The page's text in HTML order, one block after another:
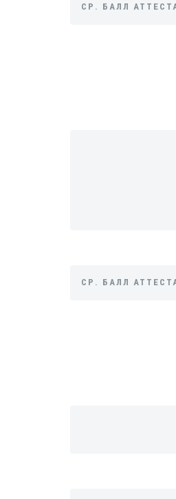
СР. БАЛЛ
СР. БАЛЛ